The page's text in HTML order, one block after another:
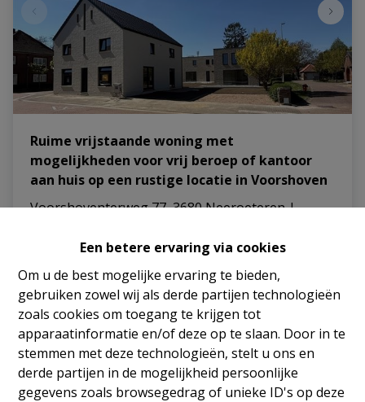
Een betere ervaring via cookies
Om u de best mogelijke ervaring te bieden,
gebruiken zowel wij als derde partijen technologieën
zoals cookies om toegang te krijgen tot
apparaatinformatie en/of deze op te slaan. Door in te
stemmen met deze technologieën, stelt u ons en
derde partijen in de mogelijkheid persoonlijke
gegevens zoals browsegedrag of unieke ID's op deze
Ruime vrijstaande woning met
mogelijkheden voor vrij beroep of kantoor
aan huis op een rustige locatie in Voorshoven
Voorshoventerweg 77, 3680 Neeroeteren|
€ 266.000
246 m² 2